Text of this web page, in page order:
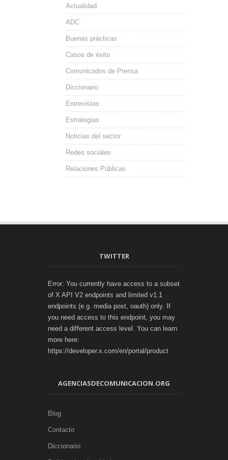
Actualidad
ADC
Buenas prácticas
Casos de éxito
Comunicados de Prensa
Diccionario
Entrevistas
Estrategias
Noticias del sector
Redes sociales
Relaciones Públicas
TWITTER
Error: You currently have access to a subset
of X API V2 endpoints and limited v1.1
endpoints (e.g. media post, oauth) only. If
you need access to this endpoint, you may
need a different access level. You can learn
more here:
https://developer.x.com/en/portal/product
AGENCIASDECOMUNICACION.ORG
Blog
Contacto
Diccionario